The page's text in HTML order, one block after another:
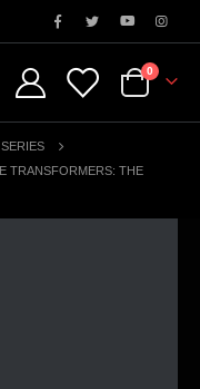
0
TRANSFORMERS: THE